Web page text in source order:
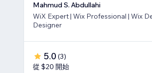
Mahmud S. Abdullahi
WiX Expert | Wix Professional | Wix
Designer
5.0 (3)
從 $20 開始